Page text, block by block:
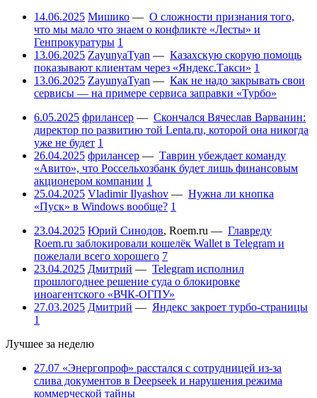
14.06.2025 Мишико — О сложности признания того,
что мы мало что знаем о конфликте «Лесты» и
Генпрокуратуры 1
13.06.2025 ZayunyaTyan — Казахскую скорую помощь
показывают клиентам через «Яндекс.Такси» 1
13.06.2025 ZayunyaTyan — Как не надо закрывать свои
сервисы — на примере сервиса заправки «Турбо»
6.05.2025 фрилансер — Скончался Вячеслав Варванин:
директор по развитию той Lenta.ru, которой она никогда
уже не будет 1
26.04.2025 фрилансер — Таврин убеждает команду
«Авито», что Россельхозбанк будет лишь финансовым
акционером компании 1
25.04.2025 Vladimir Ilyashov — Нужна ли кнопка
«Пуск» в Windows вообще? 1
23.04.2025 Юрий Синодов, Roem.ru — Главреду
Roem.ru заблокировали кошелёк Wallet в Telegram и
пожелали всего хорошего 7
23.04.2025 Дмитрий — Telegram исполнил
прошлогоднее решение суда о блокировке
иноагентского «ВЧК-ОГПУ»
27.03.2025 Дмитрий — Яндекс закроет турбо-страницы
1
Лучшее за неделю
27.07 «Энергопроф» расстался с сотрудницей из-за
слива документов в Deepseek и нарушения режима
коммерческой тайны